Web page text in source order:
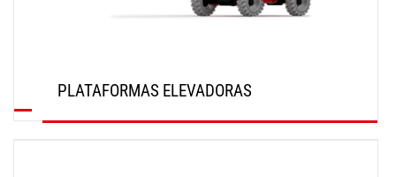
PLATAFORMAS ELEVADORAS